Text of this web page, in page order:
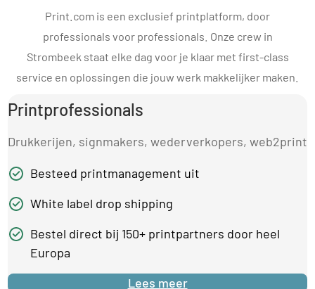
Print.com is een exclusief printplatform, door
professionals voor professionals. Onze crew in
Strombeek staat elke dag voor je klaar met first-class
service en oplossingen die jouw werk makkelijker maken.
Printprofessionals
Drukkerijen, signmakers, wederverkopers, web2print
Besteed printmanagement uit
White label drop shipping
Bestel direct bij 150+ printpartners door heel
Europa
Lees meer